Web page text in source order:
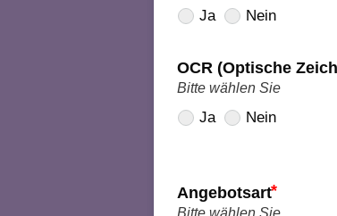
Ja Nein
OCR (Optische
Bitte wählen Sie
Ja Nein
Angebotsart
Bitte wählen Sie